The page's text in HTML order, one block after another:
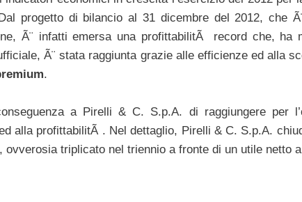
progetto di bilancio al 31 dicembre del 2012, che
Ã¨ infatti emersa una profittabilitÃ record che,
Ã¨ stata raggiunta grazie alle efficienze ed alla
.
a Pirelli & C. S.p.A. di raggiungere per
alla profittabilitÃ . Nel dettaglio, Pirelli & C. S.p.A.
ovverosia triplicato nel triennio a fronte di un utile netto